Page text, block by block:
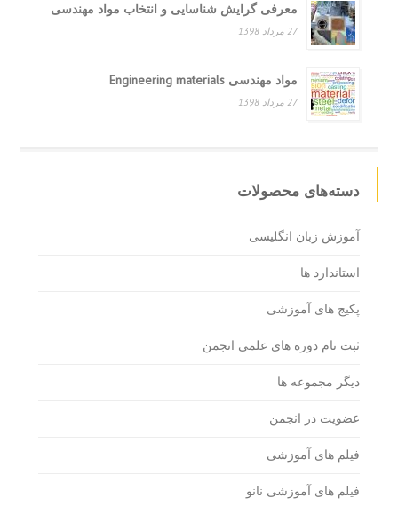
معرفی گرایش شناسایی و انتخاب مواد مهندسی
27 مرداد 1398
مواد مهندسی Engineering materials
27 مرداد 1398
دسته‌های محصولات
آموزش زبان انگلیسی
استاندارد ها
پکیج های آموزشی
ثبت نام دوره های علمی انجمن
دیگر مجموعه ها
عضویت در انجمن
فیلم های آموزشی
فیلم های آموزشی نانو